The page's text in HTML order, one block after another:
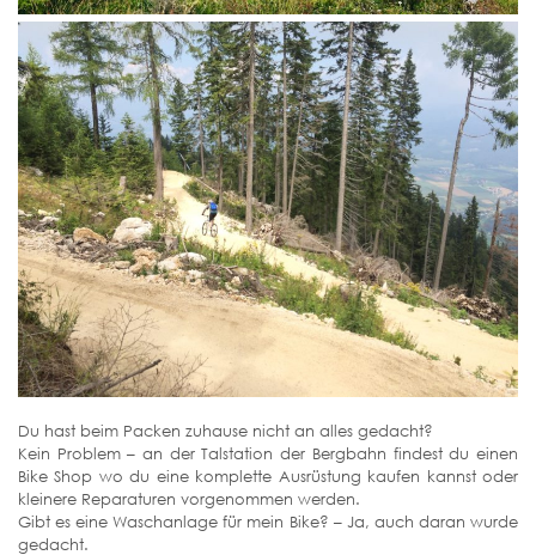
Du hast beim Packen zuhause nicht an alles gedacht?
Kein Problem – an der Talstation der Bergbahn findest du einen
Bike Shop wo du eine komplette Ausrüstung kaufen kannst oder
kleinere Reparaturen vorgenommen werden.
Gibt es eine Waschanlage für mein Bike? – Ja, auch daran wurde
gedacht.